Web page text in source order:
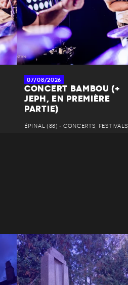
07/08/2026
CONCERT BAMBOU (+
JEPH, EN PREMIÈRE
PARTIE)
ÉPINAL (88) • CONCERTS, FESTIVALS